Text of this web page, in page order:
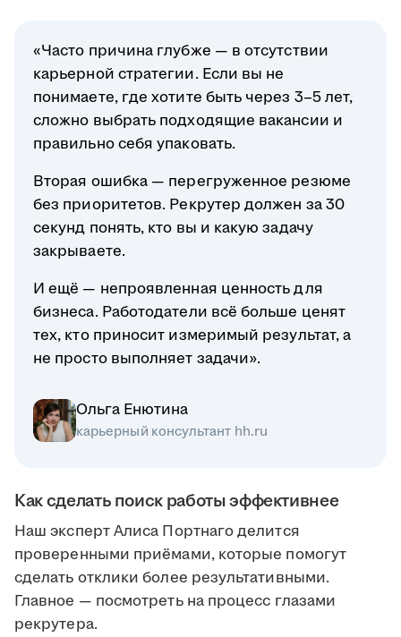
«Часто причина глубже — в отсутствии
карьерной стратегии. Если вы не
понимаете, где хотите быть через 3–5 лет,
сложно выбрать подходящие вакансии и
правильно себя упаковать.
Вторая ошибка — перегруженное резюме
без приоритетов. Рекрутер должен за 30
секунд понять, кто вы и какую задачу
закрываете.
И ещё — непроявленная ценность для
бизнеса. Работодатели всё больше ценят
тех, кто приносит измеримый результат, а
не просто выполняет задачи».
Ольга Енютина
карьерный консультант hh.ru
Как сделать поиск работы эффективнее
Наш эксперт Алиса Портнаго делится
проверенными приёмами, которые помогут
сделать отклики более результативными.
Главное — посмотреть на процесс глазами
рекрутера.